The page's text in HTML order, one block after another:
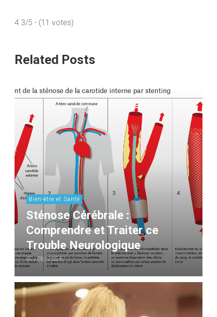
4.3/5 - (11 votes)
Related Posts
Bien-être et Santé
Sténose Cérébrale :
Comprendre et Traiter ce
Trouble Neurologique
07/08/2026